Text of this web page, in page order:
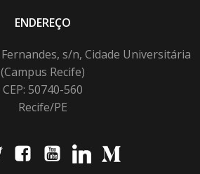
ENDEREÇO
s/n, Cidade Universitária
(Campus Recife)
CEP: 50740-560
Recife/PE